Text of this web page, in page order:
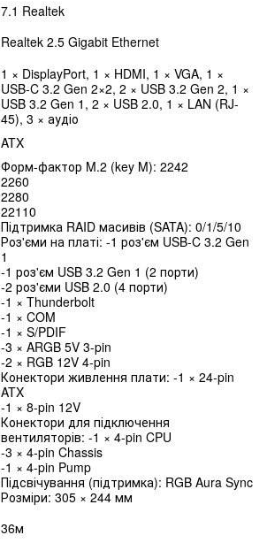
7.1 Realtek
Realtek 2.5 Gigabit Ethernet
1 × DisplayPort, 1 × HDMI, 1 × VGA, 1 ×
USB-C 3.2 Gen 2×2, 2 × USB 3.2 Gen 2, 1 ×
USB 3.2 Gen 1, 2 × USB 2.0, 1 × LAN (RJ-
45), 3 × аудіо
ATX
Форм-фактор M.2 (key M): 2242
2260
2280
22110
Підтримка RAID масивів (SATA): 0/1/5/10
Роз'єми на платі: -1 роз'єм USB-C 3.2 Gen
1
-1 роз'єм USB 3.2 Gen 1 (2 порти)
-2 роз'єми USB 2.0 (4 порти)
-1 × Thunderbolt
-1 × COM
-1 × S/PDIF
-3 × ARGB 5V 3-pin
-2 × RGB 12V 4-pin
Конектори живлення плати: -1 × 24-pin
ATX
-1 × 8-pin 12V
Конектори для підключення
вентиляторів: -1 × 4-pin CPU
-3 × 4-pin Chassis
-1 × 4-pin Pump
Підсвічування (підтримка): RGB Aura Sync
Розміри: 305 × 244 мм
36м